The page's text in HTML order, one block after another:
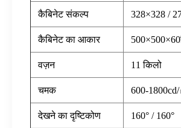
कैबिनेट संकल्प 328×328 /
कैबिनेट का आकार
वज़न 11 किलो
चमक 600-1800cd/
देखने का दृष्टिकोण 160° / 160°